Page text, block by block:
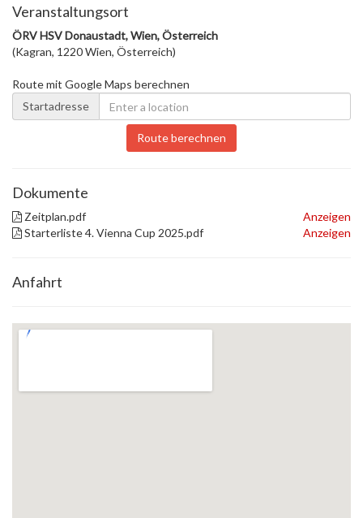
Veranstaltungsort
ÖRV HSV Donaustadt, Wien, Österreich
(Kagran, 1220 Wien, Österreich)
Route mit Google Maps berechnen
Startadresse
Route berechnen
Dokumente
Zeitplan.pdf
Anzeigen
Starterliste 4. Vienna Cup 2025.pdf
Anzeigen
Anfahrt